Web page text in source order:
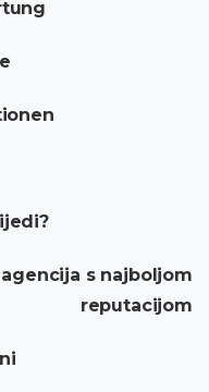
s najboljom
reputacijom